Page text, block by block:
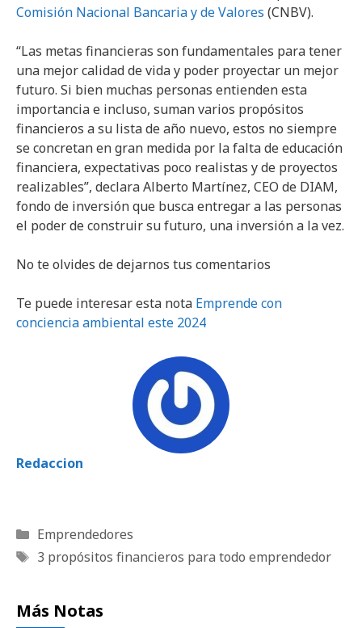
Comisión Nacional Bancaria y de Valores (CNBV).
“Las metas financieras son fundamentales para tener
una mejor calidad de vida y poder proyectar un mejor
futuro. Si bien muchas personas entienden esta
importancia e incluso, suman varios propósitos
financieros a su lista de año nuevo, estos no siempre
se concretan en gran medida por la falta de educación
financiera, expectativas poco realistas y de proyectos
realizables”, declara Alberto Martínez, CEO de DIAM,
fondo de inversión que busca entregar a las personas
el poder de construir su futuro, una inversión a la vez.
No te olvides de dejarnos tus comentarios
Te puede interesar esta nota Emprende con
conciencia ambiental este 2024
Redaccion
Categorías
Emprendedores
Etiquetas
3 propósitos financieros para todo emprendedor
Más Notas